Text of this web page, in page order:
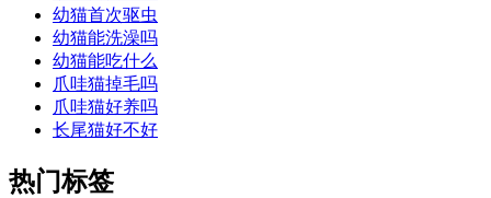
幼猫首次驱虫
幼猫能洗澡吗
幼猫能吃什么
爪哇猫掉毛吗
爪哇猫好养吗
长尾猫好不好
热门标签